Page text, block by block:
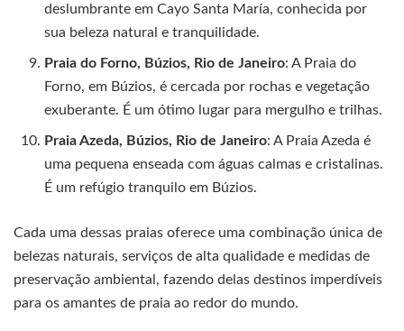
deslumbrante em Cayo Santa María, conhecida por
sua beleza natural e tranquilidade.
Praia do Forno, Búzios, Rio de Janeiro: A Praia do
Forno, em Búzios, é cercada por rochas e vegetação
exuberante. É um ótimo lugar para mergulho e trilhas.
Praia Azeda, Búzios, Rio de Janeiro: A Praia Azeda é
uma pequena enseada com águas calmas e cristalinas.
É um refúgio tranquilo em Búzios.
Cada uma dessas praias oferece uma combinação única de
belezas naturais, serviços de alta qualidade e medidas de
preservação ambiental, fazendo delas destinos imperdíveis
para os amantes de praia ao redor do mundo.